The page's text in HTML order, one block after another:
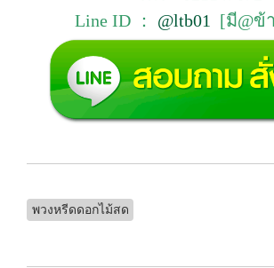
Line ID ： @ltb01 [มี@ข้
พวงหรีดดอกไม้สด